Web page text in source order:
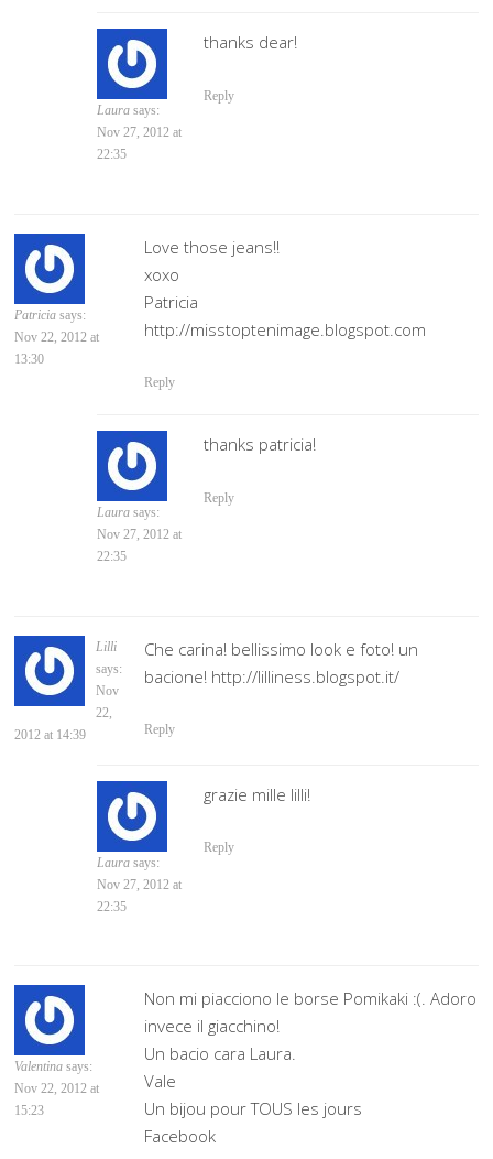
Laura says:
Nov 27, 2012 at
22:35
thanks dear!
Reply
Patricia says:
Nov 22, 2012 at
13:30
Love those jeans!!
xoxo
Patricia
http://misstoptenimage.blogspot.com
Reply
Laura says:
Nov 27, 2012 at
22:35
thanks patricia!
Reply
Lilli
says:
Nov
22,
2012 at 14:39
Che carina! bellissimo look e foto! un
bacione! http://lilliness.blogspot.it/
Reply
Laura says:
Nov 27, 2012 at
22:35
grazie mille lilli!
Reply
Valentina says:
Nov 22, 2012 at
15:23
Non mi piacciono le borse Pomikaki :(. Adoro
invece il giacchino!
Un bacio cara Laura.
Vale
Un bijou pour TOUS les jours
Facebook